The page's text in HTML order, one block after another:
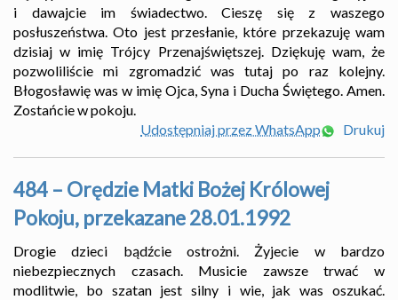
i dawajcie im świadectwo. Cieszę się z waszego
posłuszeństwa. Oto jest przesłanie, które przekazuję wam
dzisiaj w imię Trójcy Przenajświętszej. Dziękuję wam, że
pozwoliliście mi zgromadzić was tutaj po raz kolejny.
Błogosławię was w imię Ojca, Syna i Ducha Świętego. Amen.
Zostańcie w pokoju.
Udostępniaj przez WhatsApp
Drukuj
484 – Orędzie Matki Bożej Królowej
Pokoju, przekazane 28.01.1992
Drogie dzieci bądźcie ostrożni. Żyjecie w bardzo
niebezpiecznych czasach. Musicie zawsze trwać w
modlitwie, bo szatan jest silny i wie, jak was oszukać.